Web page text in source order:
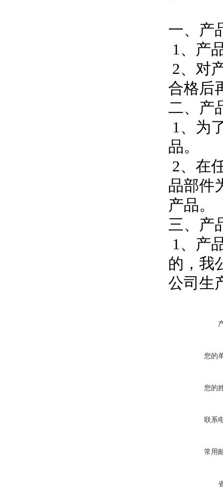
一、产
1、产
2、对
合格后
二、产
1、为
品。
2、在
品部件
产品。
三、产
1、产
的，我
公司 生
您的
您的
联系
常用